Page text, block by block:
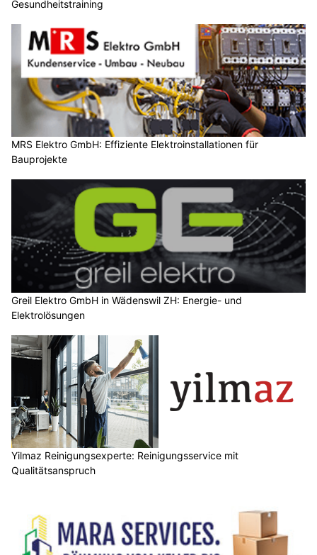
Gesundheitstraining
MRS Elektro GmbH: Effiziente Elektroinstallationen für
Bauprojekte
Greil Elektro GmbH in Wädenswil ZH: Energie- und
Elektrolösungen
Yilmaz Reinigungsexperte: Reinigungsservice mit
Qualitätsanspruch